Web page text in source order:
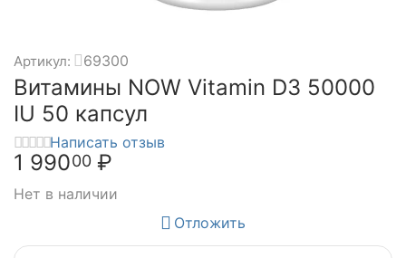
Артикул: 69300
Витамины NOW Vitamin D3 50000
IU 50 капсул
Написать отзыв
1 99000 ₽
Нет в наличии
Отложить